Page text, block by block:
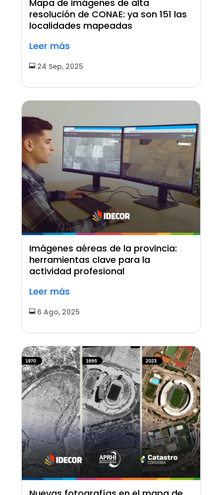
Mapa de imágenes de alta
resolución de CONAE: ya son 151 las
localidades mapeadas
Leer más
24 Sep, 2025
Imágenes aéreas de la provincia:
herramientas clave para la
actividad profesional
Leer más
6 Ago, 2025